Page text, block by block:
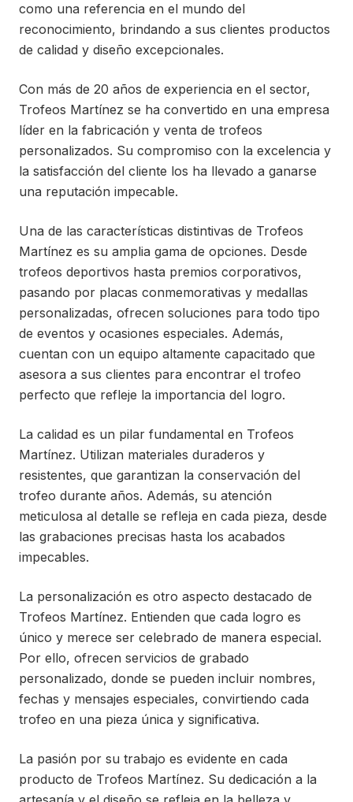
como una referencia en el mundo del
reconocimiento, brindando a sus clientes productos
de calidad y diseño excepcionales.
Con más de 20 años de experiencia en el sector,
Trofeos Martínez se ha convertido en una empresa
líder en la fabricación y venta de trofeos
personalizados. Su compromiso con la excelencia y
la satisfacción del cliente los ha llevado a ganarse
una reputación impecable.
Una de las características distintivas de Trofeos
Martínez es su amplia gama de opciones. Desde
trofeos deportivos hasta premios corporativos,
pasando por placas conmemorativas y medallas
personalizadas, ofrecen soluciones para todo tipo
de eventos y ocasiones especiales. Además,
cuentan con un equipo altamente capacitado que
asesora a sus clientes para encontrar el trofeo
perfecto que refleje la importancia del logro.
La calidad es un pilar fundamental en Trofeos
Martínez. Utilizan materiales duraderos y
resistentes, que garantizan la conservación del
trofeo durante años. Además, su atención
meticulosa al detalle se refleja en cada pieza, desde
las grabaciones precisas hasta los acabados
impecables.
La personalización es otro aspecto destacado de
Trofeos Martínez. Entienden que cada logro es
único y merece ser celebrado de manera especial.
Por ello, ofrecen servicios de grabado
personalizado, donde se pueden incluir nombres,
fechas y mensajes especiales, convirtiendo cada
trofeo en una pieza única y significativa.
La pasión por su trabajo es evidente en cada
producto de Trofeos Martínez. Su dedicación a la